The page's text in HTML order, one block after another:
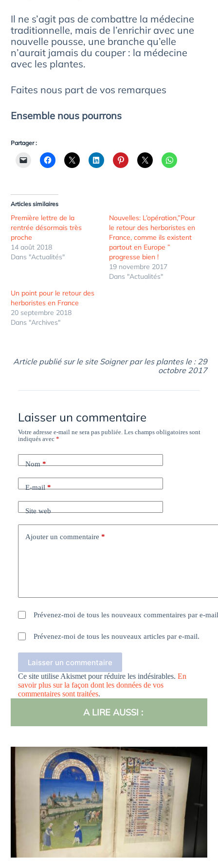
Il ne s’agit pas de combattre la médecine
traditionnelle, mais de l’enrichir avec une
nouvelle pousse, une branche qu’elle
n’aurait jamais du couper : la médecine
avec les plantes.
Faites nous part de vos remarques
Ensemble nous pourrons
Partager :
Articles similaires
Première lettre de la
rentrée désormais très
proche
14 août 2018
Dans "Actualités"
Nouvelles: L’opération,”Pour
le retour des herboristes en
France, comme ils existent
partout en Europe ”
progresse bien !
19 novembre 2017
Dans "Actualités"
Un point pour le retour des
herboristes en France
20 septembre 2018
Dans "Archives"
Article publié sur le site Soigner par les plantes le : 29
octobre 2017
Laisser un commentaire
Votre adresse e-mail ne sera pas publiée. Les champs obligatoires sont
indiqués avec*
Nom*
E-mail*
Site web
Ajouter un commentaire *
Prévenez-moi de tous les nouveaux commentaires par e-
Prévenez-moi de tous les nouveaux articles par e-mail.
Laisser un commentaire
Ce site utilise Akismet pour réduire les indésirables.En
savoir plus sur la façon dont les données de vos
commentaires sont traitées.
A LIRE AUSSI :